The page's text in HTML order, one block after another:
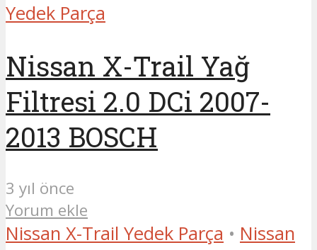
Yedek Parça
Nissan X-Trail Yağ
Filtresi 2.0 DCi 2007-
2013 BOSCH
3 yıl önce
Yorum ekle
Nissan X-Trail Yedek Parça • Nissan